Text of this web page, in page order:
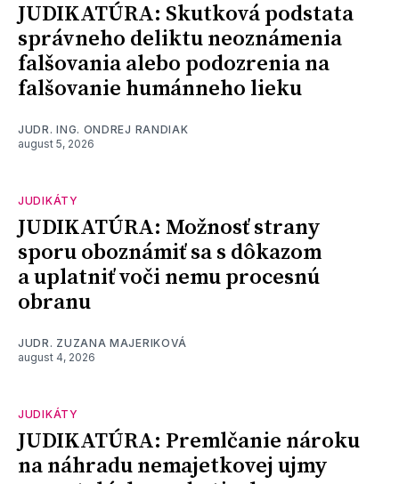
JUDIKATÚRA: Skutková podstata
správneho deliktu neoznámenia
falšovania alebo podozrenia na
falšovanie humánneho lieku
JUDR. ING. ONDREJ RANDIAK
august 5, 2026
JUDIKÁTY
JUDIKATÚRA: Možnosť strany
sporu oboznámiť sa s dôkazom
a uplatniť voči nemu procesnú
obranu
JUDR. ZUZANA MAJERIKOVÁ
august 4, 2026
JUDIKÁTY
JUDIKATÚRA: Premlčanie nároku
na náhradu nemajetkovej ujmy